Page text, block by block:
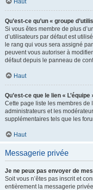
Haut
Qu’est-ce qu’un « groupe
Si vous êtes membre de plus
d’utilisateurs par défaut est
le rang qui vous sera assigné
peuvent vous autoriser à
défaut depuis le panneau de
Haut
Qu’est-ce que le lien « L’équipe
Cette page liste les membres de
administrateurs et les
supplémentaires tels que les
Haut
Messagerie privée
Je ne peux pas envoyer de
Soit vous n’êtes pas inscrit et
entièrement la messagerie